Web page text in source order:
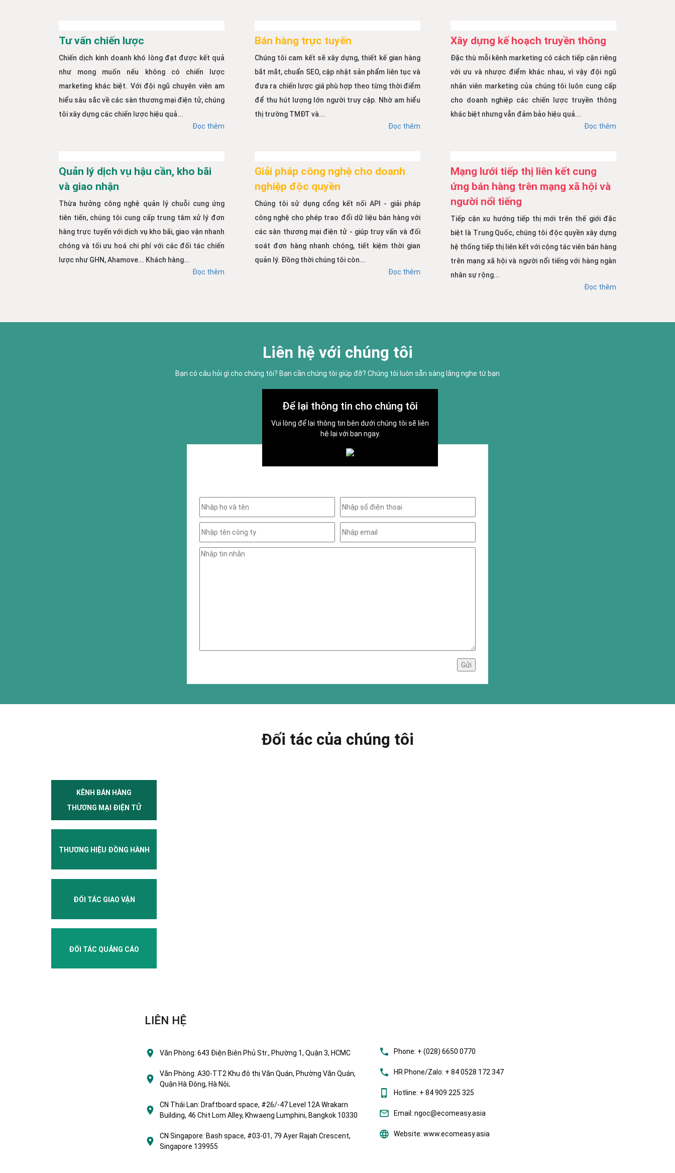
Tư vấn chiến lược
Chiến dịch kinh doanh khó lòng đạt được kết quả
như mong muốn nếu không có chiến lược
marketing khác biệt. Với đội ngũ chuyên viên am
hiểu sâu sắc về các sàn thương mại điện tử, chúng
tôi xây dựng các chiến lược hiệu quả...
Đọc thêm
Bán hàng trực tuyến
Chúng tôi cam kết sẽ xây dựng, thiết kế gian hàng
bắt mắt, chuẩn SEO, cập nhật sản phẩm liên tục và
đưa ra chiến lược giá phù hợp theo từng thời điểm
để thu hút lượng lớn người truy cập. Nhờ am hiểu
thị trường TMĐT và...
Đọc thêm
Xây dựng kế hoạch truyền thông
Đặc thù mỗi kênh marketing có cách tiếp cận riêng
với ưu và nhược điểm khác nhau, vì vậy đội ngũ
nhân viên marketing của chúng tôi luôn cung cấp
cho doanh nghiệp các chiến lược truyền thông
khác biệt nhưng vẫn đảm bảo hiệu quả...
Đọc thêm
Quản lý dịch vụ hậu cần, kho bãi
và giao nhận
Thừa hưởng công nghệ quản lý chuỗi cung ứng
tiên tiến, chúng tôi cung cấp trung tâm xử lý đơn
hàng trực tuyến với dịch vụ kho bãi, giao vận nhanh
chóng và tối ưu hoá chi phí với các đối tác chiến
lược như GHN, Ahamove... Khách hàng...
Đọc thêm
Giải pháp công nghệ cho doanh
nghiệp độc quyền
Chúng tôi sử dụng cổng kết nối API - giải pháp
công nghệ cho phép trao đổi dữ liệu bán hàng với
các sàn thương mại điện tử - giúp truy vấn và đối
soát đơn hàng nhanh chóng, tiết kiệm thời gian
quản lý. Đồng thời chúng tôi còn...
Đọc thêm
Mạng lưới tiếp thị liên kết cung
ứng bán hàng trên mạng xã hội và
người nổi tiếng
Tiếp cận xu hướng tiếp thị mới trên thế giới đặc
biệt là Trung Quốc, chúng tôi độc quyền xây dựng
hệ thống tiếp thị liên kết với cộng tác viên bán hàng
trên mạng xã hội và người nổi tiếng với hàng ngàn
nhân sự rộng...
Đọc thêm
Liên hệ với chúng tôi
Bạn có câu hỏi gì cho chúng tôi? Bạn cần chúng tôi giúp đỡ? Chúng tôi luôn sẵn sàng lắng nghe từ bạn
Để lại thông tin cho chúng tôi
Vui lòng để lại thông tin bên dưới chúng tôi sẽ liên
hệ lại với bạn ngay.
Đối tác của chúng tôi
KÊNH BÁN HÀNG
THƯƠNG MẠI ĐIỆN TỬ
THƯƠNG HIỆU ĐỒNG HÀNH
ĐỐI TÁC GIAO VẬN
ĐỐI TÁC QUẢNG CÁO
LIÊN HỆ
Văn Phòng: 643 Điện Biên Phủ Str., Phường 1, Quận 3, HCMC
Văn Phòng: A30-TT2 Khu đô thị Văn Quán, Phường Văn Quán,
Quận Hà Đông, Hà Nội;
CN Thái Lan: Draftboard space, #26/-47 Level 12A Wrakarn
Building, 46 Chit Lom Alley, Khwaeng Lumphini, Bangkok 10330
CN Singapore: Bash space, #03-01, 79 Ayer Rajah Crescent,
Singapore 139955
Phone: + (028) 6650 0770
HR Phone/Zalo: + 84 0528 172 347
Hotline: + 84 909 225 325
Email: ngoc@ecomeasy.asia
Website: www.ecomeasy.asia